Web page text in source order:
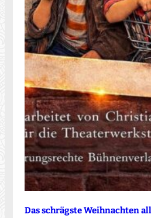
Das schrägste Weihnachten